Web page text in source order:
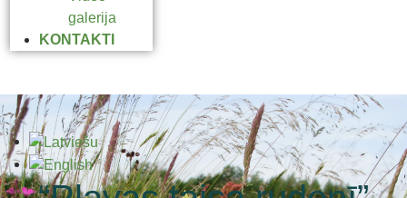
galerija
KONTAKTI